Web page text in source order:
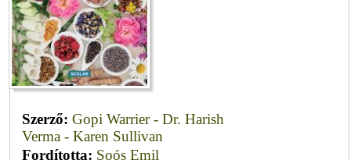
Szerző: Gopi Warrier - Dr. Harish
Verma - Karen Sullivan
Fordította: Soós Emil